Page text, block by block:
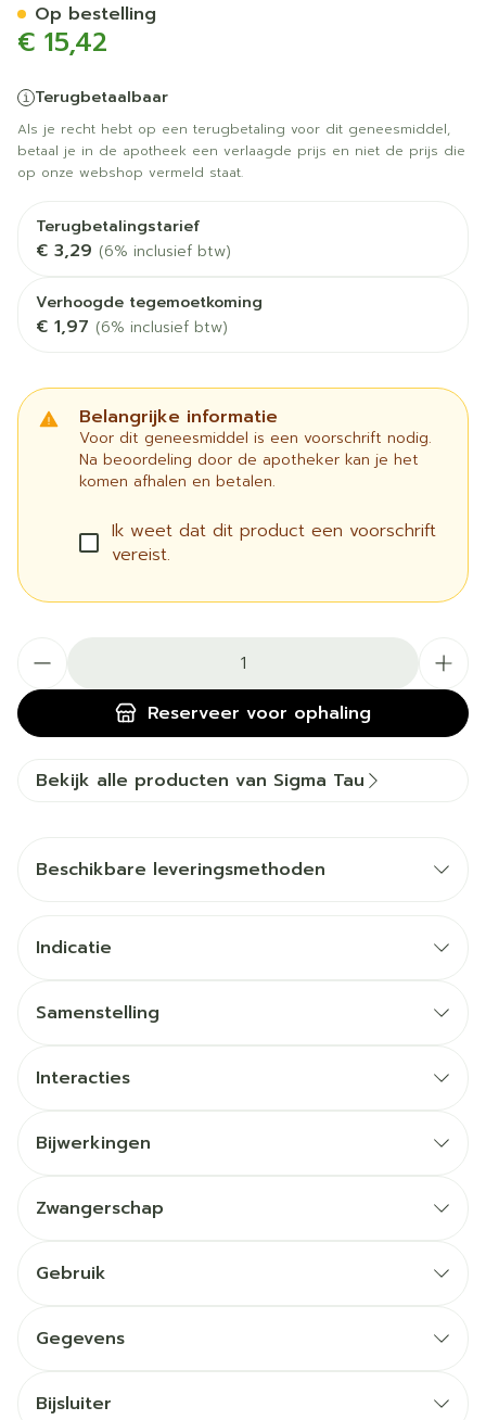
€ 15,42
Terugbetaalbaar
Als je recht hebt op een terugbetaling voor dit geneesmiddel,
betaal je in de apotheek een verlaagde prijs en niet de prijs die
op onze webshop vermeld staat.
Terugbetalingstarief
€ 3,29 (6% inclusief btw)
Verhoogde tegemoetkoming
€ 1,97 (6% inclusief btw)
Belangrijke informatie
Voor dit geneesmiddel is een voorschrift nodig.
Na beoordeling door de apotheker kan je het
komen afhalen en betalen.
Ik weet dat dit product een voorschrift
vereist.
Reserveer voor ophaling
Op bestelling
Bekijk alle producten van Sigma Tau
Beschikbare leveringsmethoden
Indicatie
Samenstelling
Interacties
Bijwerkingen
Zwangerschap
Gebruik
Gegevens
Bijsluiter